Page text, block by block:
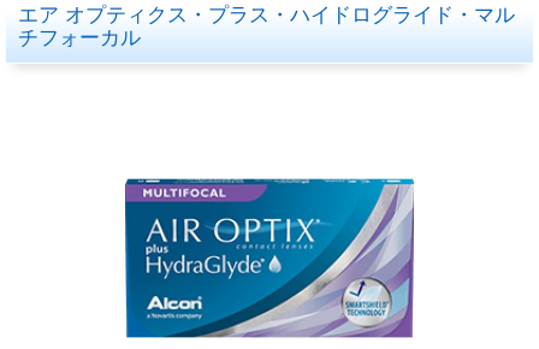
エア オプティクス・プラス・ハイドログライド・マル
チフォーカル